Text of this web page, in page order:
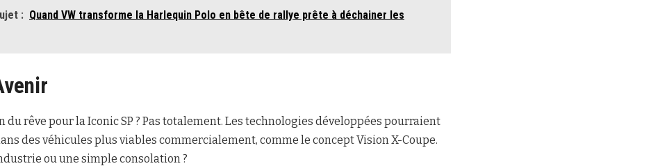
: Quand VW transforme la Harlequin Polo en bête de rallye prête à déchainer les
du rêve pour la Iconic SP ? Pas totalement. Les technologies développées pourraient
des véhicules plus viables commercialement, comme le concept Vision X-Coupe.
ou une simple consolation ?